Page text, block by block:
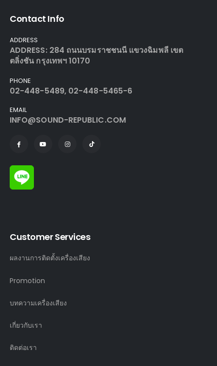
Contact Info
ADDRESS
ADDRESS: 284 ถนนบรมราชชนนี แขวงฉิมพลี เขต
ตลิ่งชัน กรุงเทพฯ 10170
PHONE
02-448-5489, 02-448-5465-6
EMAIL
INFO@SOUND-REPUBLIC.COM
Customer Services
ผลงานการติดตั้งเครื่องเสียง
Promotion
บทความเครื่องเสียง
เกี่ยวกับเรา
ติดต่อเรา